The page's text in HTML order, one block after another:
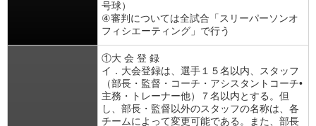
号球）
④審判については全試合「スリーパーソンオ
フィシエーティング」で行う
①大 会 登 録
イ．大会登録は、選手１５名以内、スタッフ
（部長・監督・コーチ・アシスタントコーチ•
主務・トレーナー他）７名以内とする。但
し、部長・監督以外のスタッフの名称は、各
チームによって変更可能である。また、部長